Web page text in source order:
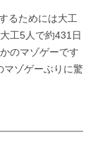
るためには大工
工5人で約431日
のマゾゲーです
マゾゲーぶりに驚